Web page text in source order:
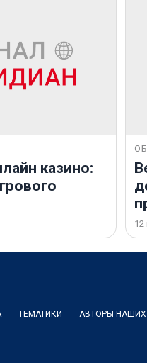
казино:
12
ТЕМАТИКИ АВТОРЫ НАШИХ